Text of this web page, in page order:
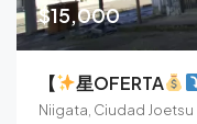
$15,000
【 星OFERTA
Niigata, Ciudad Joetsu